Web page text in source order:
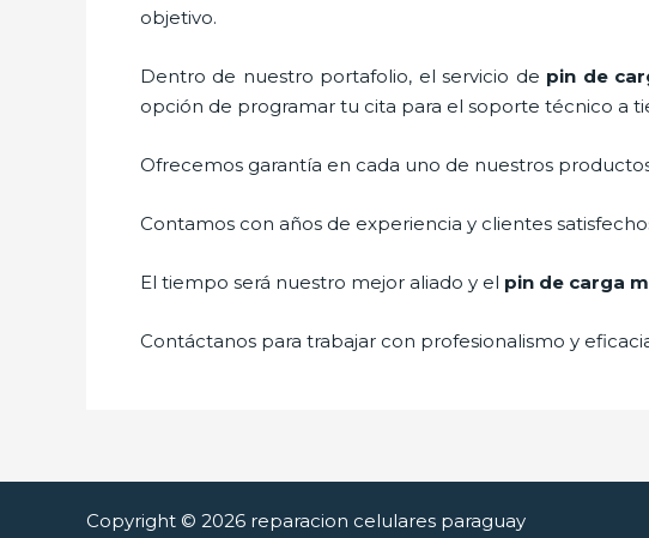
objetivo.
Dentro de nuestro portafolio, el servicio de pin de
opción de programar tu cita para el soporte técnico a
Ofrecemos garantía en cada uno de nuestros
Contamos con años de experiencia y clientes
El tiempo será nuestro mejor aliado y el pin de carga
Contáctanos para trabajar con profesionalismo y
Copyright © 2026 reparacion celulares paraguay